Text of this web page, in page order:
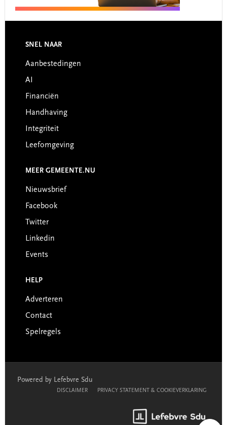
Footer
SNEL NAAR
Aanbestedingen
AI
Financiën
Handhaving
Integriteit
Leefomgeving
MEER GEMEENTE.NU
Nieuwsbrief
Facebook
Twitter
Linkedin
Events
HELP
Adverteren
Contact
Spelregels
Powered by Lefebvre Sdu
DISCLAIMER PRIVACY STATEMENT & COOKIEVERKLARING